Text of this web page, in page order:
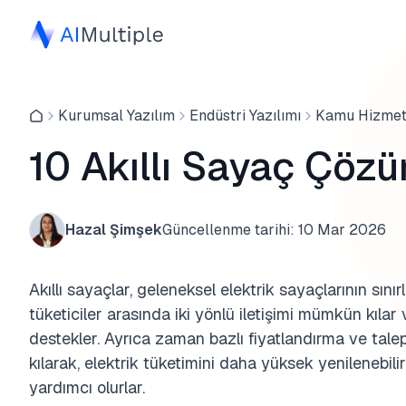
Kurumsal Yazılım Endüstri Yazılımı Kamu
10 Akıllı Sayaç
Hazal ŞimşekGüncellenme tarihi: 10 Mar 2026
Akıllı sayaçlar, geleneksel elektrik sayaçlarının
tüketiciler arasında iki yönlü iletişimi mümkün kılar
destekler. Ayrıca zaman bazlı fiyatlandırma ve
kılarak, elektrik tüketimini daha yüksek
yardımcı olurlar.